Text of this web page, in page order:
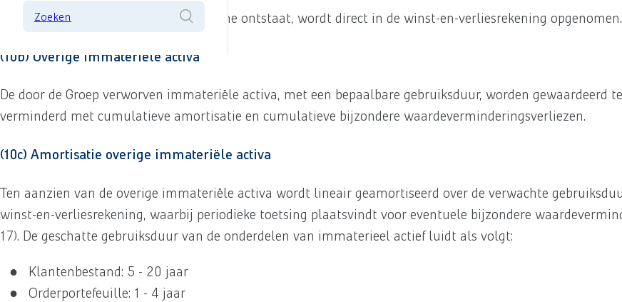
Zoeken
Negatieve goodwill die bij een overname ontstaat, wordt direct in de winst-en-verliesrekening opgenomen.
(10b) Overige immateriële activa
De door de Groep verworven immateriële activa, met een bepaalbare gebruiksduur, worden gewaardeerd
verminderd met cumulatieve amortisatie en cumulatieve bijzondere waardeverminderingsverliezen.
(10c) Amortisatie overige immateriële activa
Ten aanzien van de overige immateriële activa wordt lineair geamortiseerd over de verwachte
winst-en-verliesrekening, waarbij periodieke toetsing plaatsvindt voor eventuele bijzondere
17). De geschatte gebruiksduur van de onderdelen van immaterieel actief luidt als volgt:
Klantenbestand: 5 - 20 jaar
Orderportefeuille: 1 - 4 jaar